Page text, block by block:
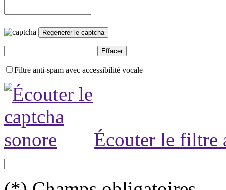
Filtre anti-spam avec accessibilité vocale
Écouter le filtre